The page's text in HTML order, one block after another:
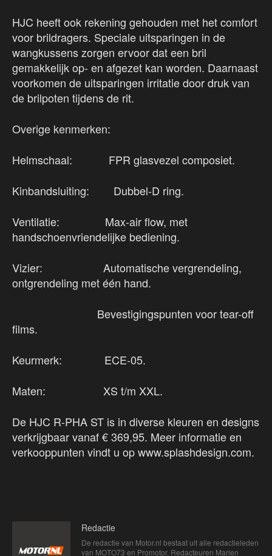
HJC heeft ook rekening gehouden met het comfort
voor brildragers. Speciale uitsparingen in de
wangkussens zorgen ervoor dat een bril
gemakkelijk op- en afgezet kan worden. Daarnaast
voorkomen de uitsparingen irritatie door druk van
de brilpoten tijdens de rit.
Overige kenmerken:
Helmschaal: FPR glasvezel composiet.
Kinbandsluiting: Dubbel-D ring.
Ventilatie: Max-air flow, met
handschoenvriendelijke bediening.
Vizier: Automatische vergrendeling,
ontgrendeling met één hand.
Bevestigingspunten voor tear-off
films.
Keurmerk: ECE-05.
Maten: XS t/m XXL.
De HJC R-PHA ST is in diverse kleuren en designs
verkrijgbaar vanaf € 369,95. Meer informatie en
verkooppunten vindt u op www.splashdesign.com.
Redactie
De redactie van Motor.nl bestaat uit alle redactieleden
van MOTO73 en Promotor. Redacteuren Marien